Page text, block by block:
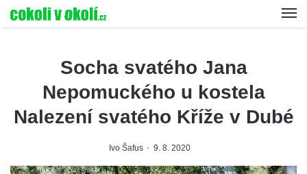
Socha svatého Jana
Nepomuckého u kostela
Nalezení svatého Kříže v Dubé
Ivo Šafus 9. 8. 2020